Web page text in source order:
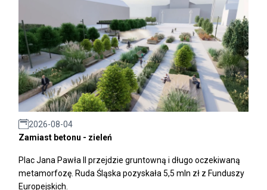
2026-08-04
Zamiast betonu - zieleń
Plac Jana Pawła II przejdzie gruntowną i długo oczekiwaną
metamorfozę. Ruda Śląska pozyskała 5,5 mln zł z Funduszy
Europejskich.